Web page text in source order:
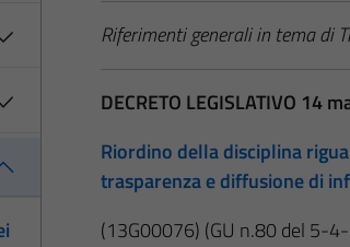
Riferimenti generali in tema di
DECRETO LEGISLATIVO 14
Riordino della disciplina
trasparenza e diffusione di
(13G00076) (GU n.80 del 5-